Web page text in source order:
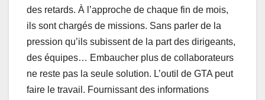
des retards. À l’approche de chaque fin de mois,
ils sont chargés de missions. Sans parler de la
pression qu’ils subissent de la part des dirigeants,
des équipes… Embaucher plus de collaborateurs
ne reste pas la seule solution. L’outil de GTA peut
faire le travail. Fournissant des informations